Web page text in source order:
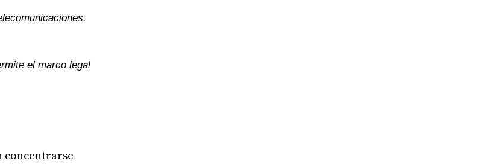
el marco legal
concentrarse